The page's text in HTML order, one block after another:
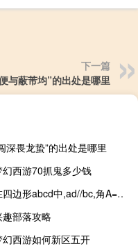
下一篇
与蔽芾均”的出处是哪里
深畏龙蛰”的出处是哪里
幻西游70抓鬼多少钱
在四边形abcd中,ad//bc,角A=90度
趣部落攻略
幻西游如何新区五开